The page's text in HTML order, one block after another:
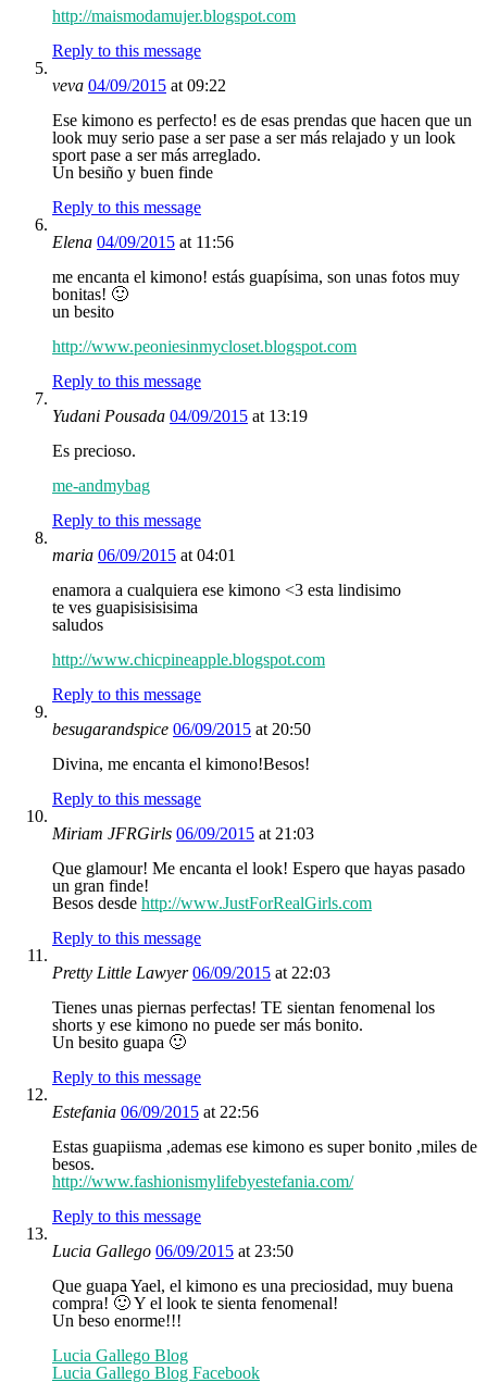
http://maismodamujer.blogspot.com
Reply to this message
veva 04/09/2015 at 09:22
Ese kimono es perfecto! es de esas prendas que hacen que un
look muy serio pase a ser pase a ser más relajado y un look
sport pase a ser más arreglado.
Un besiño y buen finde
Reply to this message
Elena 04/09/2015 at 11:56
me encanta el kimono! estás guapísima, son unas fotos muy
bonitas! 🙂
un besito
http://www.peoniesinmycloset.blogspot.com
Reply to this message
Yudani Pousada 04/09/2015 at 13:19
Es precioso.
me-andmybag
Reply to this message
maria 06/09/2015 at 04:01
enamora a cualquiera ese kimono <3 esta lindisimo
te ves guapisisisisima
saludos
http://www.chicpineapple.blogspot.com
Reply to this message
besugarandspice 06/09/2015 at 20:50
Divina, me encanta el kimono!Besos!
Reply to this message
Miriam JFRGirls 06/09/2015 at 21:03
Que glamour! Me encanta el look! Espero que hayas pasado
un gran finde!
Besos desde http://www.JustForRealGirls.com
Reply to this message
Pretty Little Lawyer06/09/2015 at 22:03
Tienes unas piernas perfectas! TE sientan fenomenal los
shorts y ese kimono no puede ser más bonito.
Un besito guapa 🙂
Reply to this message
Estefania 06/09/2015 at 22:56
Estas guapiisma ,ademas ese kimono es super bonito ,miles de
besos.
http://www.fashionismylifebyestefania.com/
Reply to this message
Lucia Gallego 06/09/2015 at 23:50
Que guapa Yael, el kimono es una preciosidad, muy buena
compra! 🙂 Y el look te sienta fenomenal!
Un beso enorme!!!
Lucia Gallego Blog
Lucia Gallego Blog Facebook